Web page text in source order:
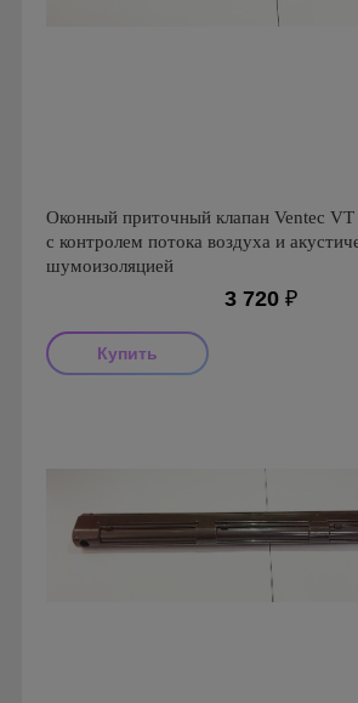
Оконный приточный клапан Ventec
с контролем потока воздуха и
шумоизоляцией
3 720 ₽